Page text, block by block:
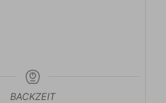
BACKZEIT